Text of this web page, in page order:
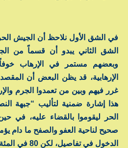
في الشق الأول نلاحظ أن الجيش
الشق الثاني يبدو أن قسماً من
وبعضهم مستمر في الإرهاب
الإرهابية، قد يظن البعض أن
غرر فيهم وبين من تعمدوا الجرم
هذا إشارة ضمنية لتأليب “جبهة
الحر ليقوموا بالقضاء عليه، في
صحيح لناحية العفو والصفح ما دام
الدخول في